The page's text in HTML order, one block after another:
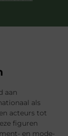
aan
als
acteurs tot
figuren
en mode-